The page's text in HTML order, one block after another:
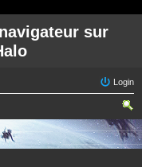
sur
Login
ear
ch